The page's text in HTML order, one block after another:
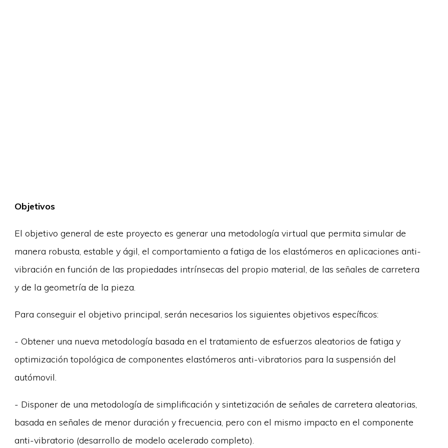
Objetivos
El objetivo general de este proyecto es generar una metodología virtual que permita simular de
manera robusta, estable y ágil, el comportamiento a fatiga de los elastómeros en aplicaciones anti-
vibración en función de las propiedades intrínsecas del propio material, de las señales de carretera
y de la geometría de la pieza.
Para conseguir el objetivo principal, serán necesarios los siguientes objetivos específicos:
- Obtener una nueva metodología basada en el tratamiento de esfuerzos aleatorios de fatiga y
optimización topológica de componentes elastómeros anti-vibratorios para la suspensión del
autómovil.
- Disponer de una metodología de simplificación y sintetización de señales de carretera aleatorias,
basada en señales de menor duración y frecuencia, pero con el mismo impacto en el componente
anti-vibratorio (desarrollo de modelo acelerado completo).